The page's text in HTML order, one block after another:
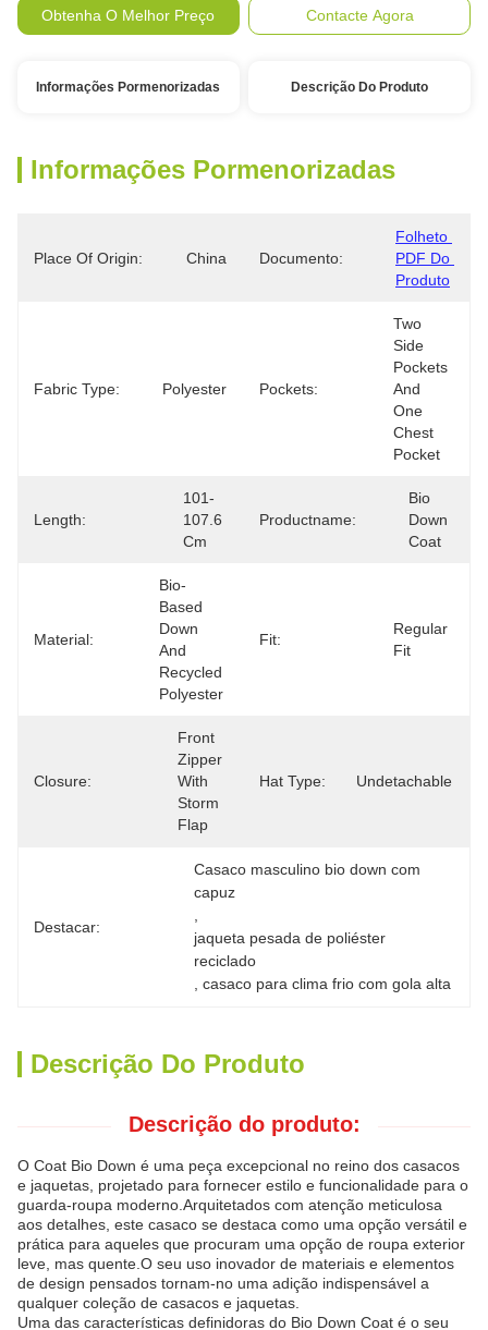
Obtenha O Melhor Preço Contacte Agora
Informações Pormenorizadas Descrição Do Produto
Informações Pormenorizadas
Place Of Origin: China Documento:
Folheto
PDF Do
Produto
Fabric Type: Polyester Pockets:
Two
Side
Pockets
And
One
Chest
Pocket
Length:
101-
107.6
Cm
Productname:
Bio
Down
Coat
Material:
Bio-
Based
Down
And
Recycled
Polyester
Fit:
Regular
Fit
Closure:
Front
Zipper
With
Storm
Flap
Hat Type: Undetachable
Destacar:
Casaco masculino bio down com
capuz
jaqueta pesada de poliéster
reciclado
, casaco para clima frio com gola alta
Descrição Do Produto
Descrição do produto:
O Coat Bio Down é uma peça excepcional no reino dos casacos
e jaquetas, projetado para fornecer estilo e funcionalidade para o
guarda-roupa moderno.Arquitetados com atenção meticulosa
aos detalhes, este casaco se destaca como uma opção versátil e
prática para aqueles que procuram uma opção de roupa exterior
leve, mas quente.O seu uso inovador de materiais e elementos
de design pensados tornam-no uma adição indispensável a
qualquer coleção de casacos e jaquetas.
Uma das características definidoras do Bio Down Coat é o seu